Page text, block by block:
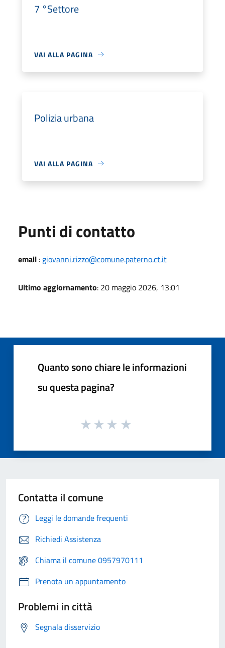
7 °Settore
VAI ALLA PAGINA
Polizia urbana
VAI ALLA PAGINA
Punti di contatto
email : giovanni.rizzo@comune.paterno.ct.it
Ultimo aggiornamento: 20 maggio 2026, 13:01
Quanto sono chiare le informazioni
su questa pagina?
Contatta il comune
Leggi le domande frequenti
Richiedi Assistenza
Chiama il comune 0957970111
Prenota un appuntamento
Problemi in città
Segnala disservizio